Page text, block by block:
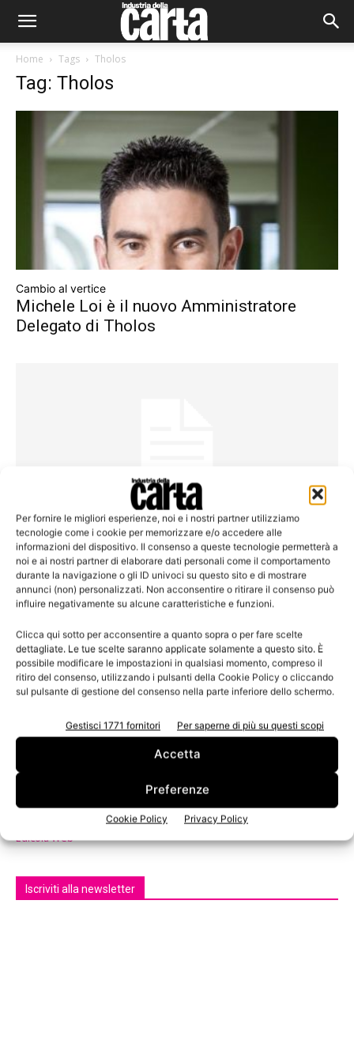
Per fornire le migliori esperienze, noi e i nostri partner utilizziamo
tecnologie come i cookie per memorizzare e/o accedere alle
informazioni del dispositivo. Il consenso a queste tecnologie permetterà a
noi e ai nostri partner di elaborare dati personali come il comportamento
durante la navigazione o gli ID univoci su questo sito e di mostrare
annunci (non) personalizzati. Non acconsentire o ritirare il consenso può
influire negativamente su alcune caratteristiche e funzioni.
Clicca qui sotto per acconsentire a quanto sopra o per fare scelte
dettagliate. Le tue scelte saranno applicate solamente a questo sito. È
possibile modificare le impostazioni in qualsiasi momento, compreso il
ritiro del consenso, utilizzando i pulsanti della Cookie Policy o cliccando
sul pulsante di gestione del consenso nella parte inferiore dello schermo.
Gestisci 1771 fornitori Per saperne di più su questi scopi
Accetta
Preferenze
Cookie Policy Privacy Policy
Home Tags Tholos
Tag: Tholos
Cambio al vertice
Michele Loi è il nuovo Amministratore
Delegato di Tholos
Riconoscimenti
Tholos tra le venti eccellenze green 2013
Leggi la rivista
n.3 - Giugno 2026 n.2 - Aprile 2026
Edicola Web
Iscriviti alla newsletter